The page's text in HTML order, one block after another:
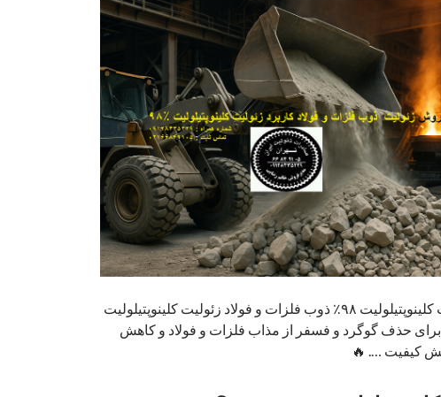
فروش زئولیت کلینوپتیلولیت ۹۸٪ ذوب فلزات و فولاد زئولیت کلینوپتیلولیت
برای حذف گوگرد و فسفر از مذاب فلزات و فولاد و کاهش
کیفیت …. 🔥